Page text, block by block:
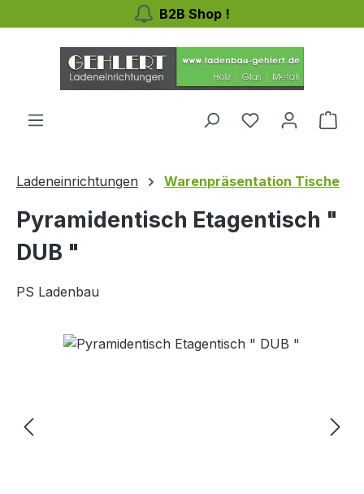
Zum Hauptinhalt springenB2B Shop !
Du hast 0
Ladeneinrichtungen Warenpräsentation Tische
Pyramidentisch Etagentisch "
DUB "
PS Ladenbau